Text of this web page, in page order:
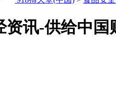
资讯-供给中国